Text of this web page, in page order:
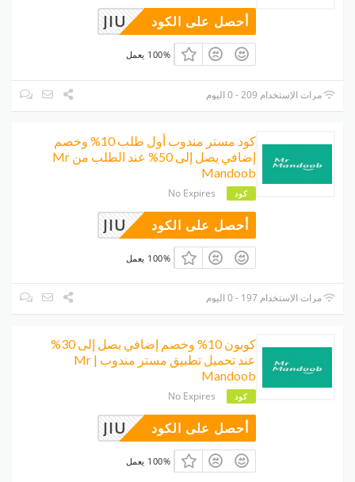
JIU أحصل على الكود
100% يعمل
مرات الإستخدام 209 - 0 اليوم
كود مستر مندوب أول طلب 10% وخصم
إضافي يصل إلى 50% عند الطلب من Mr
Mandoob
كود No Expires
JIU أحصل على الكود
100% يعمل
مرات الإستخدام 197 - 0 اليوم
كوبون 10% وخصم إضافي يصل إلى 30%
عند تحميل تطبيق مستر مندوب | Mr
Mandoob
كود No Expires
JIU أحصل على الكود
100% يعمل